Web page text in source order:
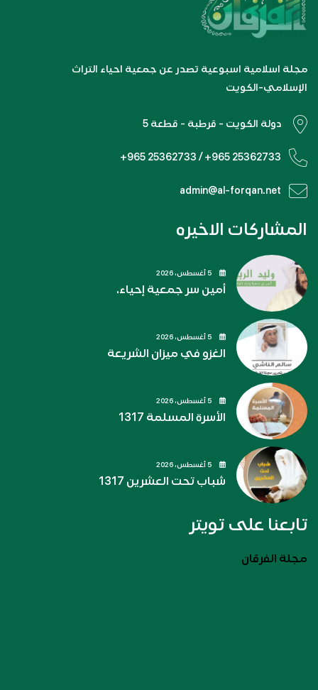
مجلة اسلامية اسبوعية تصدر عن جمعية احياء التراث
الإسلامي-الكويت
دولة الكويت - قرطبة - قطعة 5
+965 25362733 / +965 25362733
admin@al-forqan.net
المشاركات الاخيره
أمين سر جمعية إحياء.
الغزو في ميزان الشريعة
الأسرة المسلمة 1317
شباب تحت العشرين 1317
تابعنا على تويتر
مجلة الفرقان